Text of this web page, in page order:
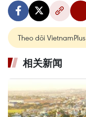
Theo dõi VietnamPlus
相关新闻